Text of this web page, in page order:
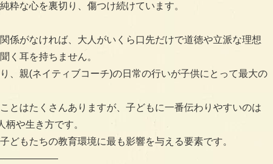
粋な心を裏切り、傷つけ続けています。
係がなければ、大人がいくら口先だけで道徳や立派な理想
く耳を持ちません。
、親(ネイティブコーチ)の日常の行いが子供にとって最大の
とはたくさんありますが、子どもに一番伝わりやすいのは
柄や生き方です。
どもたちの教育環境に最も影響を与える要素です。